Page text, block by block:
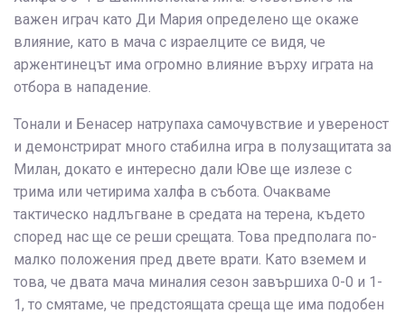
важен играч като Ди Мария определено ще окаже
влияние, като в мача с израелците се видя, че
аржентинецът има огромно влияние върху играта на
отбора в нападение.
Тонали и Бенасер натрупаха самочувствие и увереност
и демонстрират много стабилна игра в полузащитата за
Милан, докато е интересно дали Юве ще излезе с
трима или четирима халфа в събота. Очакваме
тактическо надлъгване в средата на терена, където
според нас ще се реши срещата. Това предполага по-
малко положения пред двете врати. Като вземем и
това, че двата мача миналия сезон завършиха 0-0 и 1-
1, то смятаме, че предстоящата среща ще има подобен